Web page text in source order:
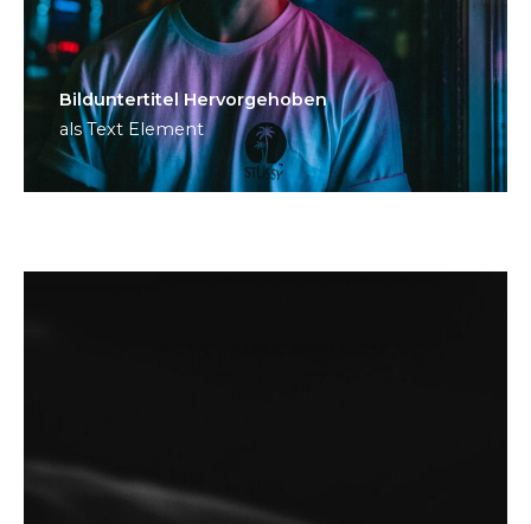
Bild­unter­titel Hervorgehoben
als Text Element